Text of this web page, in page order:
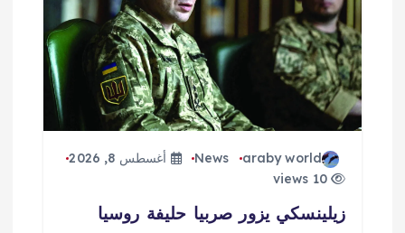
araby world
News
أغسطس 8, 2026
10 views
زيلينسكي يزور صربيا حليفة روسيا